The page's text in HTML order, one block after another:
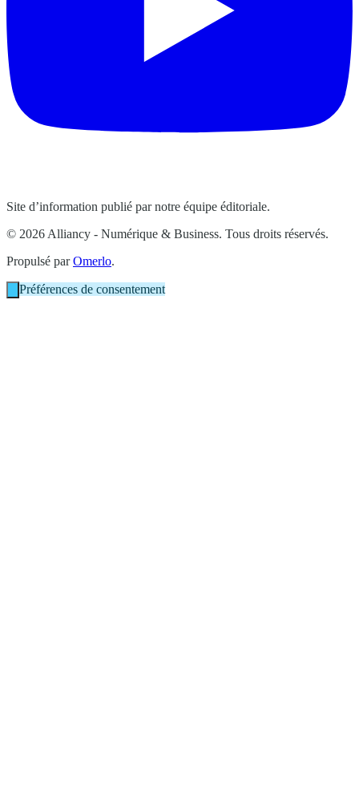
Site d’information publié par notre équipe éditoriale.
© 2026 Alliancy - Numérique & Business. Tous droits réservés.
Propulsé parOmerlo.
Préférences de consentement